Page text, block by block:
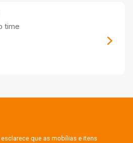
time
que as mobílias e itens